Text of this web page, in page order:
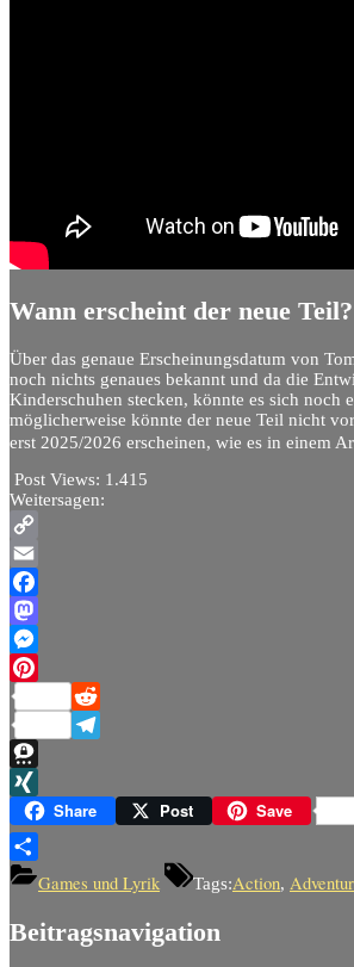
Wann erscheint der neue Teil?
Über das genaue Erscheinungsdatum von
noch nichts genaues bekannt und da die
Kinderschuhen stecken, könnte es sich noch
möglicherweise könnte der neue Teil nicht
erst 2025/2026 erscheinen, wie es in einem
Post Views: 1.415
Weitersagen:
Copy
Link
Email
Facebook
Mastodon
Messenger
Pinterest
Reddit
Telegram
Threema
XINGShare Post Save
TeilenGames und Lyrik Tags:Action,
Beitragsnavigation